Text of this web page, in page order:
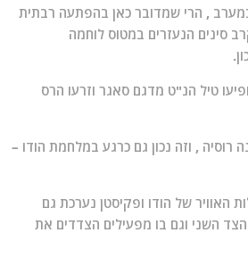
במערב , הרי שמדובר כאן בהפתעה רבתית
סינים הנעזרים במטוס לוחמה
טיל הנ"ט מדגם סאגר וזרעו הרס
, וזה נכון גם כרגע במלחמת הודו –
האוויר של הודו ופקיסטן נערכת גם
תקיפה נגד הצד השני וגם בו מפעילים הצדדים את